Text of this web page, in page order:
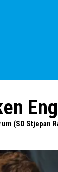
(SD Stjepan